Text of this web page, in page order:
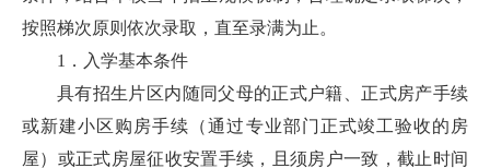
按照梯次原则依次录取，直至录满为止。
1．入学基本条件
具有招生片区内随同父母的正式户籍、正式房产手续
或新建小区购房手续（通过专业部门正式竣工验收的房
屋）或正式房屋征收安置手续，且须房户一致，截止时间